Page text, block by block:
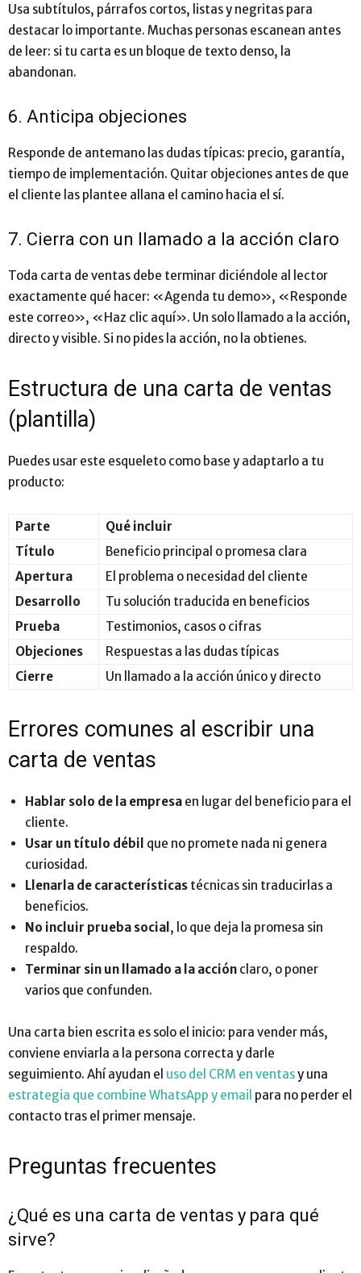
Usa subtítulos, párrafos cortos, listas y negritas para
destacar lo importante. Muchas personas escanean antes
de leer: si tu carta es un bloque de texto denso, la
abandonan.
6. Anticipa objeciones
Responde de antemano las dudas típicas: precio, garantía,
tiempo de implementación. Quitar objeciones antes de que
el cliente las plantee allana el camino hacia el sí.
7. Cierra con un llamado a la acción claro
Toda carta de ventas debe terminar diciéndole al lector
exactamente qué hacer: «Agenda tu demo», «Responde
este correo», «Haz clic aquí». Un solo llamado a la acción,
directo y visible. Si no pides la acción, no la obtienes.
Estructura de una carta de ventas
(plantilla)
Puedes usar este esqueleto como base y adaptarlo a tu
producto:
Parte
Qué incluir
Título
Beneficio principal o promesa clara
Apertura
El problema o necesidad del cliente
Desarrollo
Tu solución traducida en beneficios
Prueba
Testimonios, casos o cifras
Objeciones
Respuestas a las dudas típicas
Cierre
Un llamado a la acción único y directo
Errores comunes al escribir una
carta de ventas
Hablar solo de la empresa en lugar del beneficio para el
cliente.
Usar un título débil que no promete nada ni genera
curiosidad.
Llenarla de características técnicas sin traducirlas a
beneficios.
No incluir prueba social , lo que deja la promesa sin
respaldo.
Terminar sin un llamado a la acción claro, o poner
varios que confunden.
Una carta bien escrita es solo el inicio: para vender más,
conviene enviarla a la persona correcta y darle
seguimiento. Ahí ayudan el uso del CRM en ventasy una
estrategia que combine WhatsApp y email para no perder el
contacto tras el primer mensaje.
Preguntas frecuentes
¿Qué es una carta de ventas y para qué
sirve?